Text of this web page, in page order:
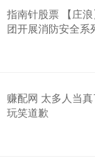
指南针股票 【庄
团开展消防安全系
赚配网 太多人当
玩笑道歉